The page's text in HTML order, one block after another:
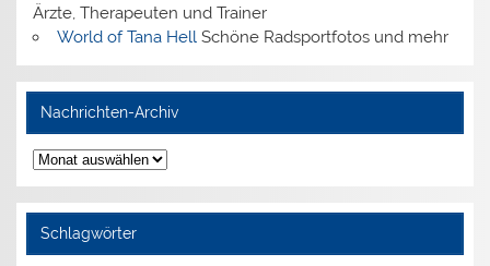
Ärzte, Therapeuten und Trainer
World of Tana HellSchöne Radsportfotos und mehr
Nachrichten-Archiv
Nachrichten-
Archiv
Schlagwörter